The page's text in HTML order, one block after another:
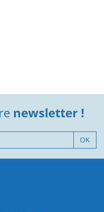
newsletter !
OK